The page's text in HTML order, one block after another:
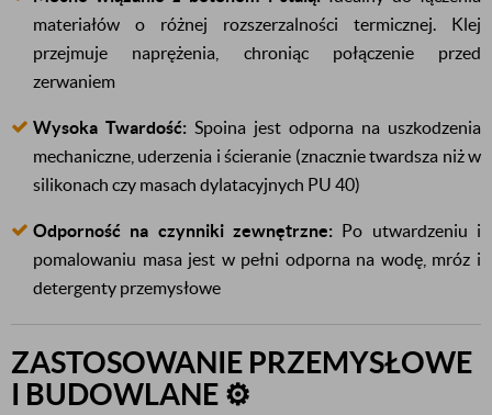
materiałów o różnej rozszerzalności termicznej. Klej
przejmuje naprężenia, chroniąc połączenie przed
zerwaniem
Wysoka Twardość: Spoina jest odporna na uszkodzenia
mechaniczne, uderzenia i ścieranie (znacznie twardsza niż w
silikonach czy masach dylatacyjnych PU 40)
Odporność na czynniki zewnętrzne: Po utwardzeniu i
pomalowaniu masa jest w pełni odporna na wodę, mróz i
detergenty przemysłowe
ZASTOSOWANIE PRZEMYSŁOWE
I BUDOWLANE ⚙️